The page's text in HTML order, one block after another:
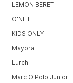
LEMON BERET
O'NEILL
KIDS ONLY
Mayoral
Lurchi
Marc O'Polo Junior